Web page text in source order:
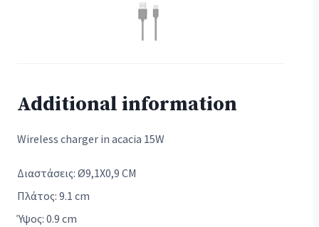
Additional information
Wireless charger in acacia 15W
Διαστάσεις: Ø9,1X0,9 CM
Πλάτος: 9.1 cm
Ύψος: 0.9 cm